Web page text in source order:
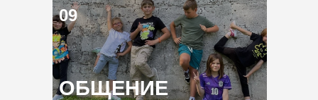
ОБЩЕНИЕ
09